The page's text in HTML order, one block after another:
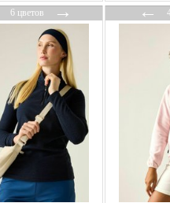
6 цветов→ ←